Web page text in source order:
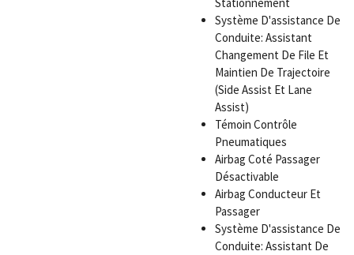
Système D'assistance De
Conduite: Assistant
Changement De File Et
Maintien De Trajectoire
(Side Assist Et Lane
Assist)
Témoin Contrôle
Pneumatiques
Airbag Coté Passager
Désactivable
Airbag Conducteur Et
Passager
Système D'assistance De
Conduite: Assistant De